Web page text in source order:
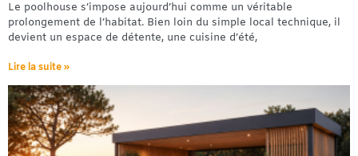
Le poolhouse s’impose aujourd’hui comme un véritable
prolongement de l’habitat. Bien loin du simple local technique, il
devient un espace de détente, une cuisine d’été,
Lire la suite »